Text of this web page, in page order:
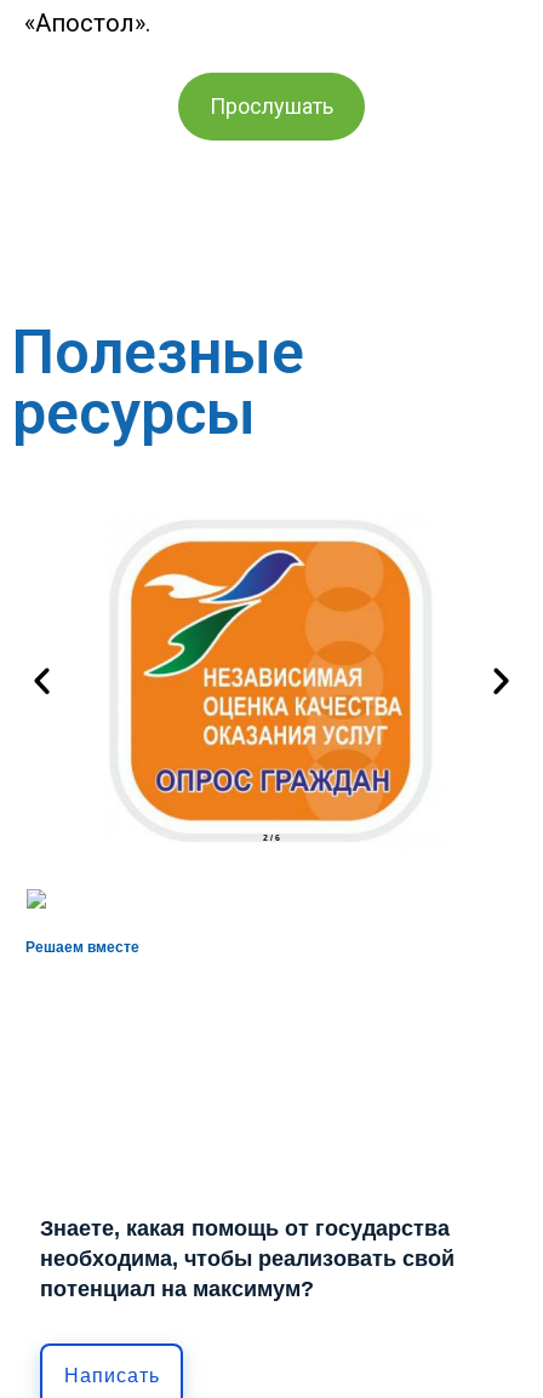
«Апостол».
Прослушать
Полезные
ресурсы
2 / 6
Решаем вместе
Знаете, какая помощь от государства
необходима, чтобы реализовать свой
потенциал на максимум?
Написать